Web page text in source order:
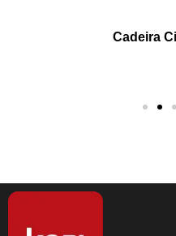
Cadeira City Flexform